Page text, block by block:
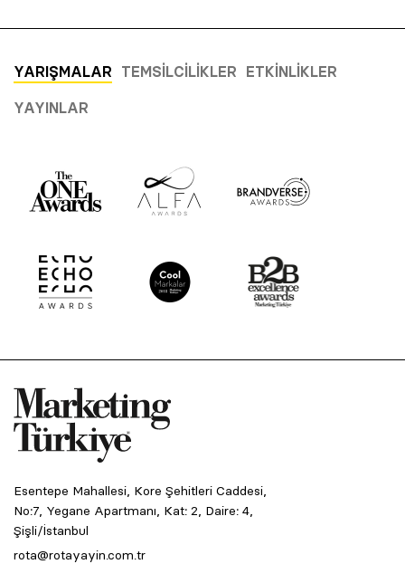
YARIŞMALAR TEMSILCILIKLER ETKINLIKLER
YAYINLAR
Esentepe Mahallesi, Kore Şehitleri Caddesi,
No:7, Yegane Apartmanı, Kat: 2, Daire: 4,
Şişli/İstanbul
rota@rotayayin.com.tr